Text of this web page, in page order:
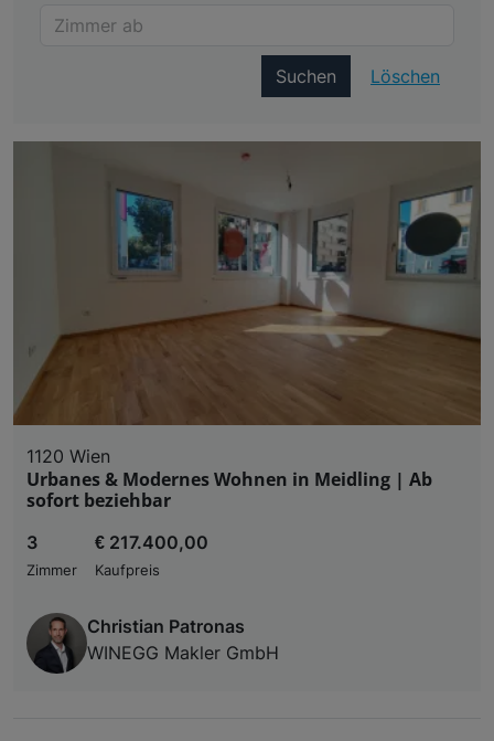
Suchen Löschen
1120 Wien
Urbanes & Modernes Wohnen in Meidling | Ab
sofort beziehbar
3
Zimmer
€ 217.400,00
Kaufpreis
Christian Patronas
WINEGG Makler GmbH